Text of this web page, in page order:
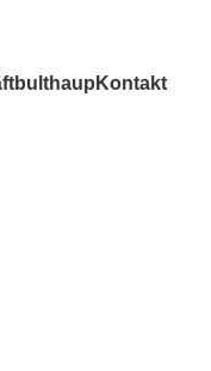
bulthaup Kontakt